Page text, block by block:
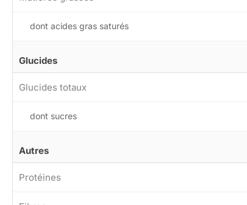
dont acides gras saturés
Glucides
Glucides totaux
dont sucres
Autres
Protéines